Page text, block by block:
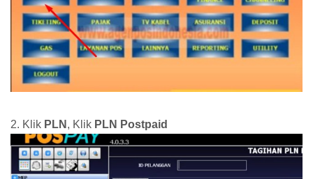
2. Klik PLN , Klik PLN Postpaid